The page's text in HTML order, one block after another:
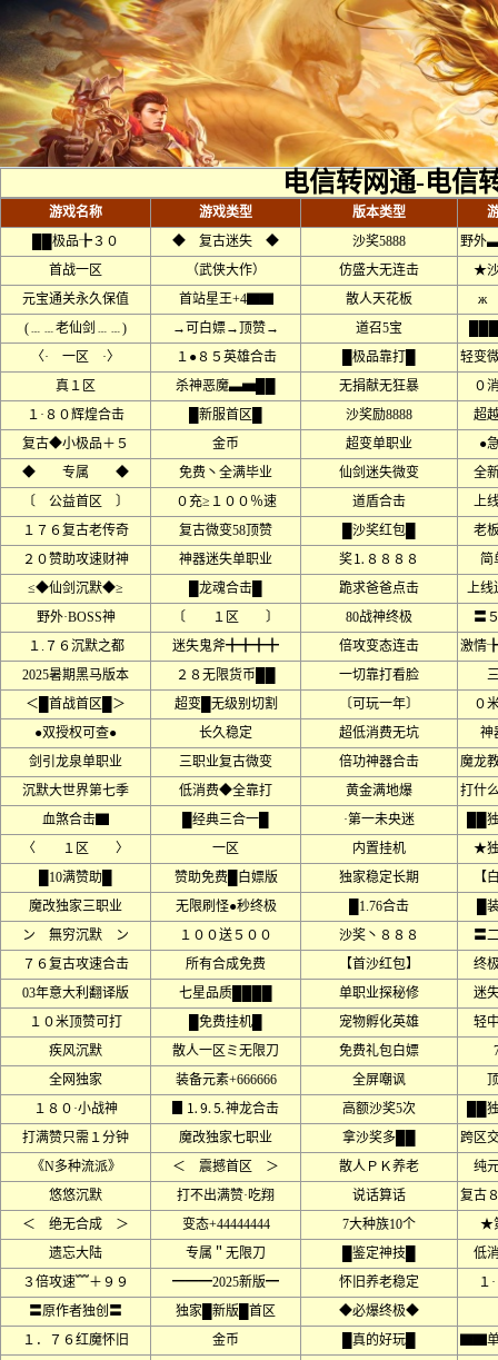
电信转网通-电信
游戏名称 游戏类型 版本类型
██极品╊３０
◆ 复古迷失 ◆ 沙奖5888
野外
首战一区
（武侠大作） 仿盛大无连击
★
元宝通关永久保值
首站星王+4▇▇ 散人天花板
ж
(﹍﹍老仙剑﹍﹍)
→可白嫖→顶赞→ 道召5宝
〈· 一区 ·〉
１●８５英雄合击 █极品靠打█
轻变
真１区
杀神恶魔▃▅██ 无捐献无狂暴
０
１·８０辉煌合击
█新服首区█ 沙奖励8888
超
复古◆小极品＋５
金币 超变单职业
●
◆ 专属 ◆
免费丶全满毕业 仙剑迷失微变
全
〔 公益首区 〕
０充≥１００％速 道盾合击
上
１７６复古老传奇
复古微变58顶赞 █沙奖红包█
老
２０赞助攻速财神
神器迷失单职业 奖⒈８８８８
简
≤◆仙剑沉默◆≥
█龙魂合击█ 跪求爸爸点击
上线
野外·BOSS神
〔 １区 〕 80战神终极
〓
１.７６沉默之都
迷失鬼斧╋╋╋╋ 倍攻变态连击
激情
2025暑期黑马版本
２８无限货币██ 一切靠打看脸
＜█首战首区█＞
超变█无级别切割 〔可玩一年〕
０
●双授权可查●
长久稳定 超低消费无坑
神
剑引龙泉单职业
三职业复古微变 倍功神器合击
魔龙
沉默大世界第七季
低消费◆全靠打 黄金满地爆
打什
血煞合击▇
█经典三合一█ ·第一未央迷
██
〈 １区 〉
一区 内置挂机
★
█10满赞助█
赞助免费█白嫖版 独家稳定长期
【
魔改独家三职业
无限刷怪●秒终极 █1.76合击
█
ン 無穷沉默 ン
１００送５００ 沙奖丶８８８
〓
７６复古攻速合击
所有合成免费 【首沙红包】
终
03年意大利翻译版
七星品质████ 单职业探秘修
迷
１０米顶赞可打
█免费挂机█ 宠物孵化英雄
轻
疾风沉默
散人一区ミ无限刀 免费礼包白嫖
全网独家
装备元素+666666 全屏嘲讽
１８０·小战神
▊⒈⒐⒌神龙合击 高额沙奖5次
██
打满赞只需１分钟
魔改独家七职业 拿沙奖多██
跨区
《N多种流派》
＜ 震撼首区 ＞ 散人ＰＫ养老
纯
悠悠沉默
打不出满赞·吃翔 说话算话
复古
＜ 绝无合成 ＞
变态+44444444 7大种族10个
★
遗忘大陆
专属＂无限刀 █鉴定神技█
低
３倍攻速﹌＋９９
━━━2025新版━ 怀旧养老稳定
１
〓原作者独创〓
独家█新版█首区
◆必爆终极◆
１．７６红魔怀旧
金币 █真的好玩█
▇▇